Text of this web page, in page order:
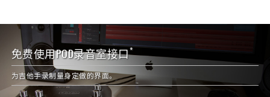
免费使用POD录音室接口*
为吉他手录制量身定做的界面。